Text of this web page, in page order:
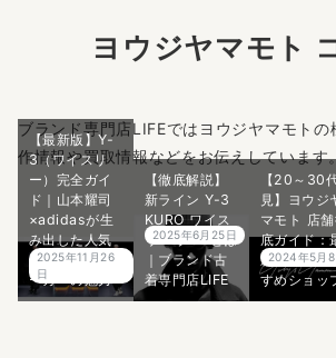
ヨウジヤマモト
ブランド専門店LIFEではヨウジヤマモト
作情報や買取情報などをお伝えしています
【最新版】Y-
3（ワイスリ
ー）完全ガイ
ド｜山本耀司
×adidasが生
み出した人気
モデル・スニ
ーカーの魅力
2025年11月26
日
【徹底解説】
新ライン Y-3
KURO ワイス
リー クロ とは
｜ブランド古
着専門店LIFE
2025年6月25日
【20～30
見】ヨウジ
マモト 店
底ガイド：
新情報＆お
すめショッ
2024年5月8